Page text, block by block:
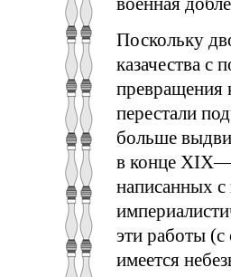
Поскольку
казачества с
превращения
перестали
больше
в конце
написанных с
эти работы
имеется